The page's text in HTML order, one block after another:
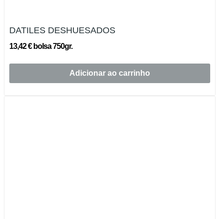
DATILES DESHUESADOS
13,42 € bolsa 750gr.
Adicionar ao carrinho